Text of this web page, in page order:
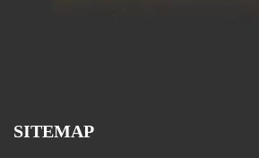
SITEMAP